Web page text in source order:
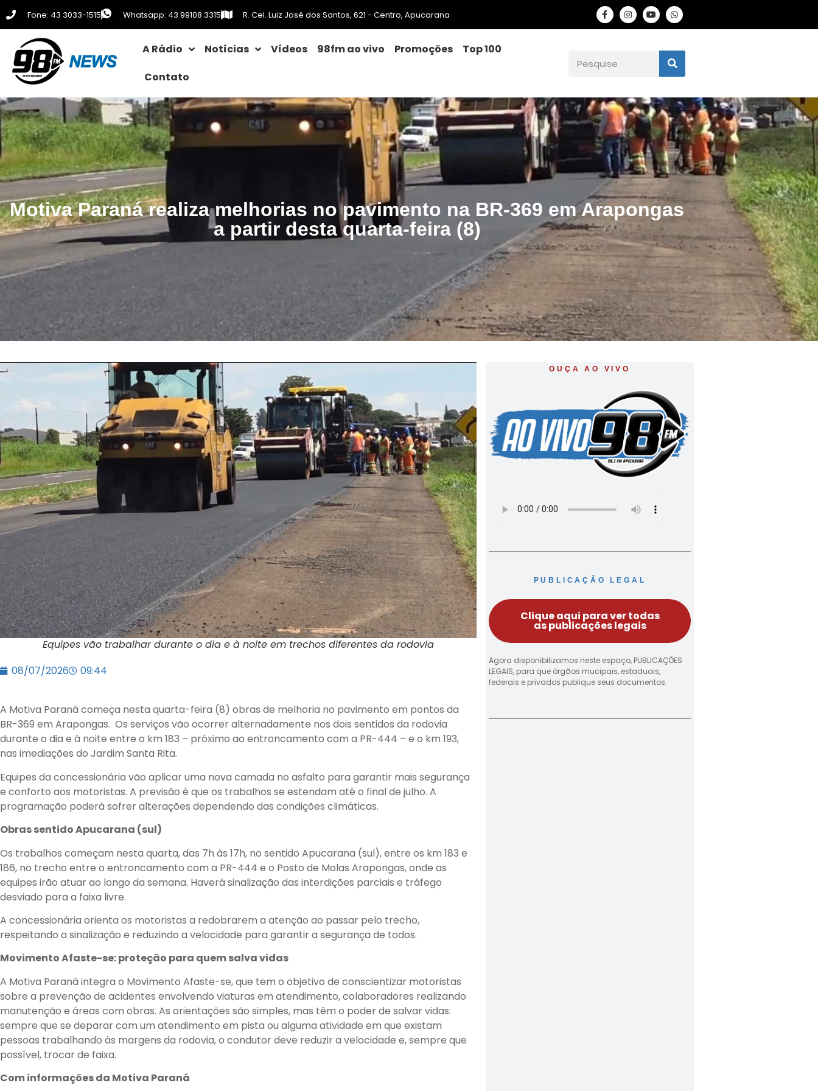
Fone: 43 3033-1515 Whatsapp: 43 99108 3315 R. Cel. Luiz José dos Santos, 621 - Centro, Apucarana
A Rádio Notícias Vídeos 98fm ao vivo Promoções
Top 100
Contato
Motiva Paraná realiza melhorias no pavimento na BR-369 em Arapongas
a partir desta quarta-feira (8)
Equipes vão trabalhar durante o dia e à noite em trechos diferentes da rodovia
08/07/2026
09:44
A Motiva Paraná começa nesta quarta-feira (8) obras de melhoria no pavimento em pontos da
BR-369 em Arapongas. Os serviços vão ocorrer alternadamente nos dois sentidos da rodovia
durante o dia e à noite entre o km 183 – próximo ao entroncamento com a PR-444 – e o km 193,
nas imediações do Jardim Santa Rita.
Equipes da concessionária vão aplicar uma nova camada no asfalto para garantir mais segurança
e conforto aos motoristas. A previsão é que os trabalhos se estendam até o final de julho. A
programação poderá sofrer alterações dependendo das condições climáticas.
Obras sentido Apucarana (sul)
Os trabalhos começam nesta quarta, das 7h às 17h, no sentido Apucarana (sul), entre os km 183 e
186, no trecho entre o entroncamento com a PR-444 e o Posto de Molas Arapongas, onde as
equipes irão atuar ao longo da semana. Haverá sinalização das interdições parciais e tráfego
desviado para a faixa livre.
A concessionária orienta os motoristas a redobrarem a atenção ao passar pelo trecho,
respeitando a sinalização e reduzindo a velocidade para garantir a segurança de todos.
Movimento Afaste-se: proteção para quem salva vidas
A Motiva Paraná integra o Movimento Afaste-se, que tem o objetivo de conscientizar motoristas
sobre a prevenção de acidentes envolvendo viaturas em atendimento, colaboradores realizando
manutenção e áreas com obras. As orientações são simples, mas têm o poder de salvar vidas:
sempre que se deparar com um atendimento em pista ou alguma atividade em que existam
pessoas trabalhando às margens da rodovia, o condutor deve reduzir a velocidade e, sempre que
possível, trocar de faixa.
Com informações da Motiva Paraná
OUÇA AO VIVO
PUBLICAÇÃO LEGAL
Clique aqui para ver todas
as publicações legais
Agora disponibilizamos neste espaço, PUBLICAÇÕES
LEGAIS, para que órgãos mucipais, estaduais,
federais e privados publique seus documentos.